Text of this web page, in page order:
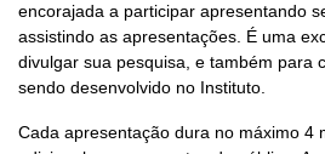
encorajada a participar apresentando
assistindo as apresentações. É uma
divulgar sua pesquisa, e também para
sendo desenvolvido no Instituto.
Cada apresentação dura no máximo 4